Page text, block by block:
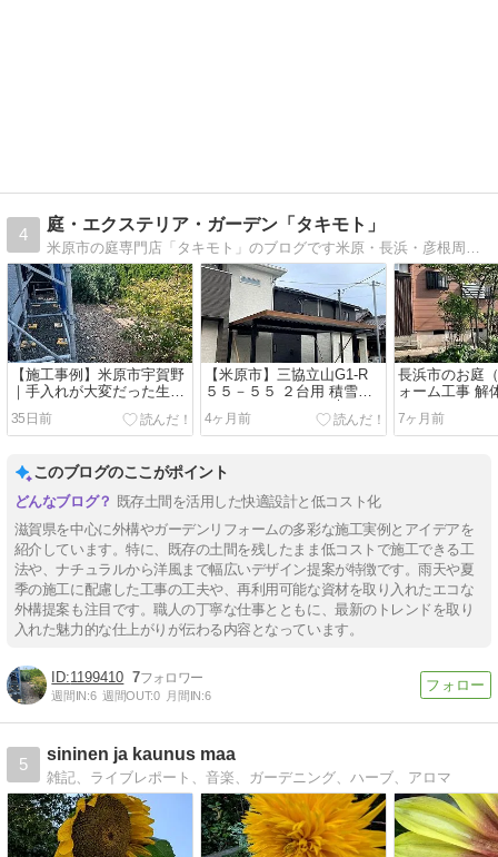
4
庭・エクステリア・ガーデン「タキモト」
米原市の庭専門店「タキモト」のブログです米原・長浜・彦根周辺の皆さんに庭エクステリア外構工事のお手伝いをしています
【施工事例】米原市宇賀野
｜手入れが大変だった生垣
の庭を和モダン庭園へリフ
ォーム
35日前
【米原市】三協立山G1-R
５５－５５ ２台用 積雪５
０㎝カーポート工事│既存
土間対応│５０％OFF対応
4ヶ月前
長浜市のお庭
ォーム工事 解
工事 自然石工
7ヶ月前
このブログのここがポイント
既存土間を活用した快適設計と低コスト化
滋賀県を中心に外構やガーデンリフォームの多彩な施工実例とアイデアを
紹介しています。特に、既存の土間を残したまま低コストで施工できる工
法や、ナチュラルから洋風まで幅広いデザイン提案が特徴です。雨天や夏
季の施工に配慮した工事の工夫や、再利用可能な資材を取り入れたエコな
外構提案も注目です。職人の丁寧な仕事とともに、最新のトレンドを取り
入れた魅力的な仕上がりが伝わる内容となっています。
1199410 7
週間IN:6 週間OUT:0 月間IN:6
5
sininen ja kaunus maa
雑記、ライブレポート、音楽、ガーデニング、ハーブ、アロマ